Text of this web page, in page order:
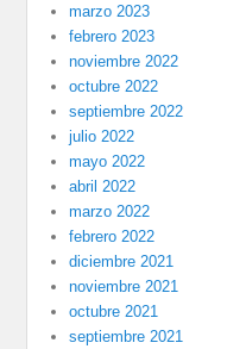
marzo 2023
febrero 2023
noviembre 2022
octubre 2022
septiembre 2022
julio 2022
mayo 2022
abril 2022
marzo 2022
febrero 2022
diciembre 2021
noviembre 2021
octubre 2021
septiembre 2021